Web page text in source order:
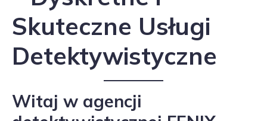
Skuteczne Usługi
Detektywistyczne
Witaj w agencji